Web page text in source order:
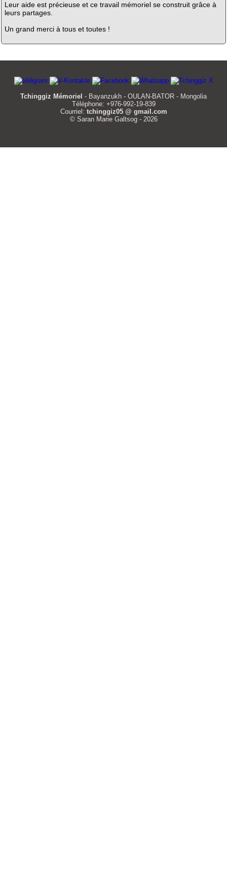
Leur aide est précieuse et ce travail mémoriel se construit grâce à
leurs partages.
Un grand merci à tous et toutes !
Tchinggiz Mémoriel - Bayanzukh - OULAN-BATOR - Mongolia
Téléphone: +976-992-19-839
Courriel: tchinggiz05 @ gmail.com
© Saran Marie Galtsog - 2026